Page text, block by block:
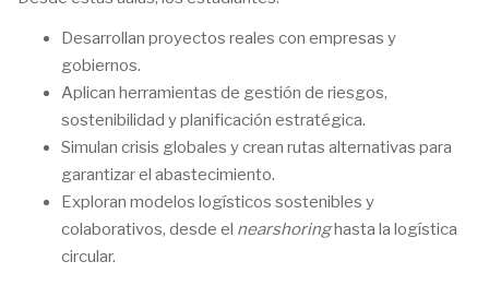
Desarrollan proyectos reales con empresas y
gobiernos.
Aplican herramientas de gestión de riesgos,
sostenibilidad y planificación estratégica.
Simulan crisis globales y crean rutas alternativas para
garantizar el abastecimiento.
Exploran modelos logísticos sostenibles y
colaborativos, desde el nearshoringhasta la logística
circular.